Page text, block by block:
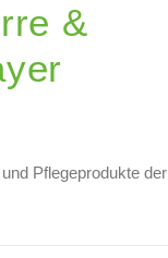
&
Pflegeprodukte der